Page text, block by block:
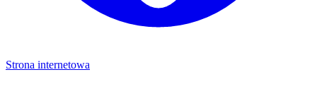
Strona internetowa